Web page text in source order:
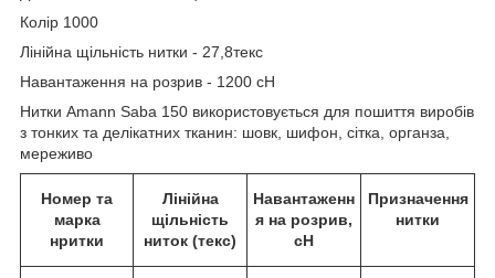
Колір 1000
Лінійна щільність нитки - 27,8текс
Навантаження на розрив - 1200 сН
Нитки Amann Saba 150 використовується для пошиття виробів
з тонких та делікатних тканин: шовк, шифон, сітка, органза,
мереживо
Номер та
марка
нритки
Лінійна
щільність
ниток (текс)
Навантаженн
я на розрив,
сН
Призначення
нитки